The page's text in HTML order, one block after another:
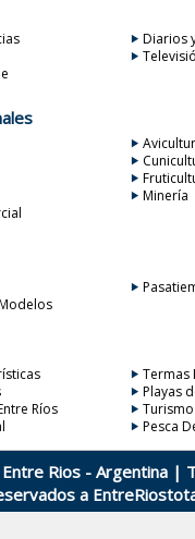
Diarios
Minería
Termas
Playas
Ríos
Pesca
Entre Rios - Argentina |
a